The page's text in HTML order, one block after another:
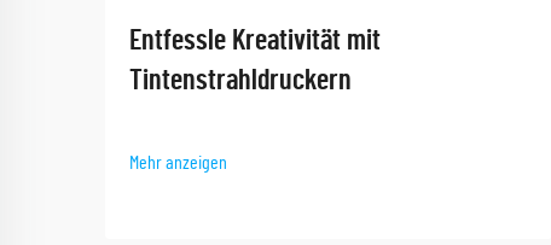
Entfessle Kreativität mit
Tintenstrahldruckern
Mehr anzeigen